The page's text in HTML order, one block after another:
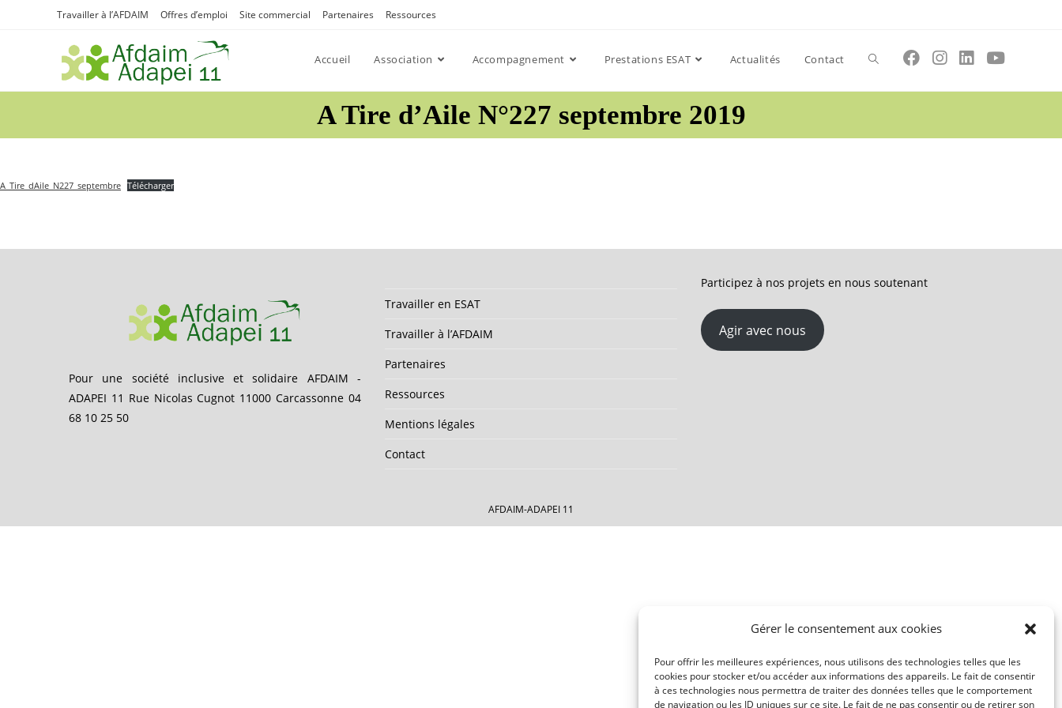
Gérer le consentement aux cookies
Pour offrir les meilleures expériences, nous utilisons des technologies telles que les
cookies pour stocker et/ou accéder aux informations des appareils. Le fait de consentir
à ces technologies nous permettra de traiter des données telles que le comportement
de navigation ou les ID uniques sur ce site. Le fait de ne pas consentir ou de retirer son
Travailler à l’AFDAIM Offres d’emploi Site commercial Partenaires Ressources
Accueil Association Accompagnement Prestations ESAT Actualités Contact Toggle
A Tire d’Aile N°227 septembre 2019
A_Tire_dAile_N227_septembre Télécharger
Pour une société inclusive et solidaire AFDAIM -
ADAPEI 11 Rue Nicolas Cugnot 11000 Carcassonne 04
68 10 25 50
Travailler en ESAT
Travailler à l’AFDAIM
Partenaires
Ressources
Mentions légales
Contact
Participez à nos projets en nous soutenant
Agir avec nous
AFDAIM-ADAPEI 11